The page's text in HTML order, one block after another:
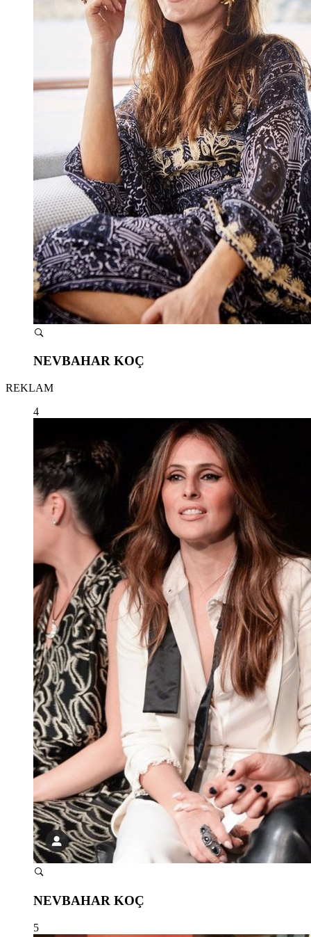
NEVBAHAR KOÇ
REKLAM
4
NEVBAHAR KOÇ
5